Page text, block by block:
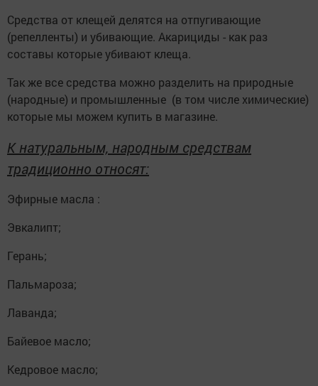
Средства от клещей делятся на отпугивающие
(репелленты) и убивающие. Акарициды - как раз
составы которые убивают клеща.
Так же все средства можно разделить на природные
(народные) и промышленные (в том числе химические)
которые мы можем купить в магазине.
К натуральным, народным средствам
традиционно относят:
Эфирные масла :
Эвкалипт;
Герань;
Пальмароза;
Лаванда;
Байевое масло;
Кедровое масло;